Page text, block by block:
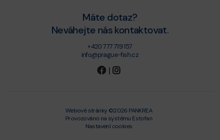
Máte dotaz?
Neváhejte nás kontaktovat.
+420 777 719 157
info@prague-fish.cz
|
Webové stránky ©2026 PANKREA
Provozováno na systému Estofan
Nastavení cookies